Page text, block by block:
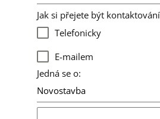
Jak si přejete být kontaktování
Telefonicky
E-mailem
Jedná se o:
Novostavba